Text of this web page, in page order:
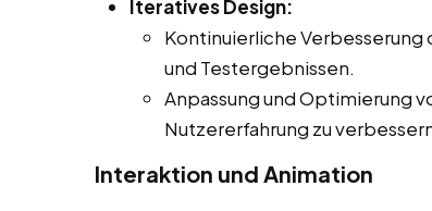
Iteratives Design:
Kontinuierliche Verbesserung
und Testergebnissen.
Anpassung und Optimierung
Nutzererfahrung zu
Interaktion und Animation